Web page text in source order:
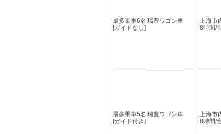
最多乗車6名 瑞豊ワゴン車
[ガイドなし]
上海市
8時間/
最多乗車5名 瑞豊ワゴン車
[ガイド付き]
上海市
8時間/